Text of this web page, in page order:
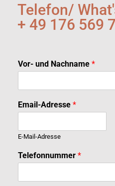
Telefon/
+ 49 176 569
Vor- und Nachname *
*
u
d
T
f
Email-Adresse *
E-Mail-Adresse
Telefonnummer *